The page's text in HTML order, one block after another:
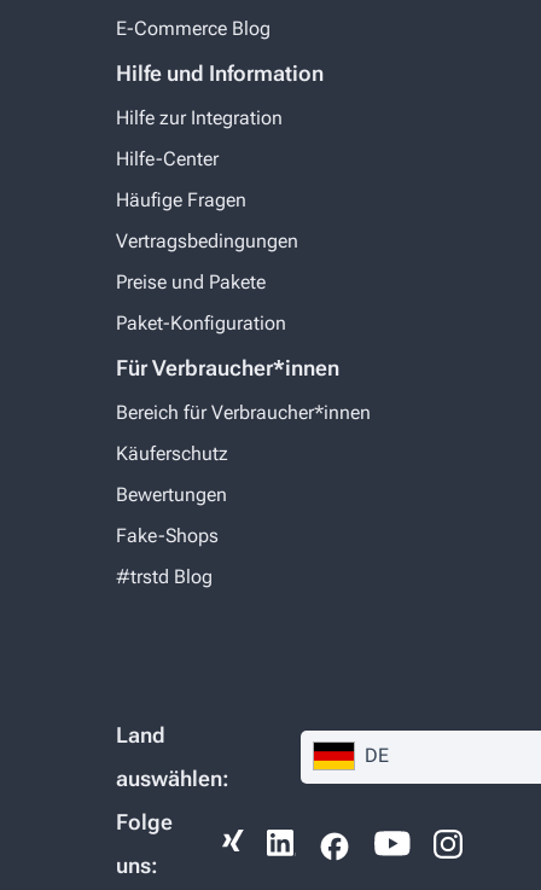
E-Commerce Blog
Hilfe und Information
Hilfe zur Integration
Hilfe-Center
Häufige Fragen
Vertragsbedingungen
Preise und Pakete
Paket-Konfiguration
Für Verbraucher*innen
Bereich für Verbraucher*innen
Käuferschutz
Bewertungen
Fake-Shops
#trstd Blog
Land
auswählen:
DE
Folge
uns: